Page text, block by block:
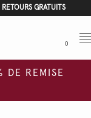
GRATUITS
0
DE REMISE